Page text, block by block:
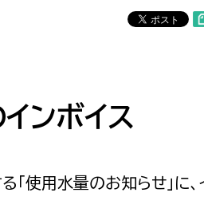
防災・安全
環境・エネルギー
職
ンボイス
使用水量のお知らせ」に、